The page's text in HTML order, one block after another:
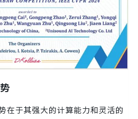
在于其强大的计算能力和灵活的